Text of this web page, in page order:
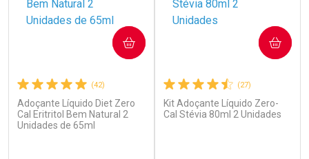
(42)
Adoçante Líquido Diet Zero
Cal Eritritol Bem Natural 2
Unidades de 65ml
COMPRAR
(27)
Kit Adoçante Líquido Zero-
Cal Stévia 80ml 2 Unidades
COMPRAR